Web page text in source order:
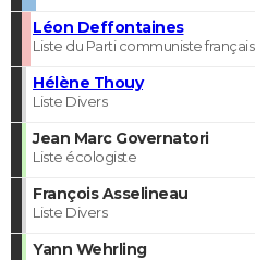
Léon Deffontaines
Liste du Parti communiste français
Hélène Thouy
Liste Divers
Jean Marc Governatori
Liste écologiste
François Asselineau
Liste Divers
Yann Wehrling